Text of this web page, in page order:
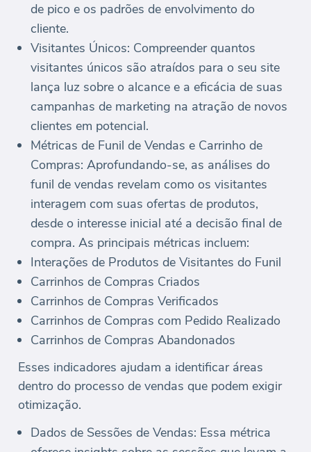
de pico e os padrões de envolvimento do
cliente.
Visitantes Únicos: Compreender quantos
visitantes únicos são atraídos para o seu site
lança luz sobre o alcance e a eficácia de suas
campanhas de marketing na atração de novos
clientes em potencial.
Métricas de Funil de Vendas e Carrinho de
Compras: Aprofundando-se, as análises do
funil de vendas revelam como os visitantes
interagem com suas ofertas de produtos,
desde o interesse inicial até a decisão final de
compra. As principais métricas incluem:
Interações de Produtos de Visitantes do Funil
Carrinhos de Compras Criados
Carrinhos de Compras Verificados
Carrinhos de Compras com Pedido Realizado
Carrinhos de Compras Abandonados
Esses indicadores ajudam a identificar áreas
dentro do processo de vendas que podem exigir
otimização.
Dados de Sessões de Vendas: Essa métrica